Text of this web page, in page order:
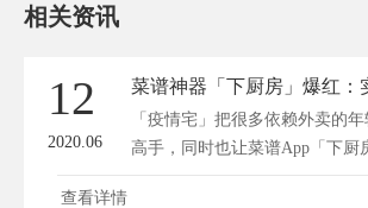
相关资讯
12
2020.06
「疫情宅」把很多依赖外卖的
高手，同时也让菜谱App「下厨
查看详情